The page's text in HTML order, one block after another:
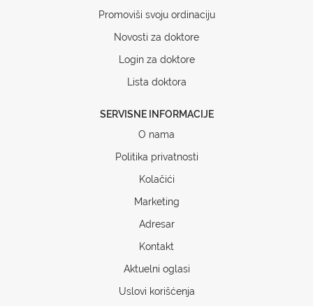
Promoviši svoju ordinaciju
Novosti za doktore
Login za doktore
Lista doktora
SERVISNE INFORMACIJE
O nama
Politika privatnosti
Kolačići
Marketing
Adresar
Kontakt
Aktuelni oglasi
Uslovi korišćenja